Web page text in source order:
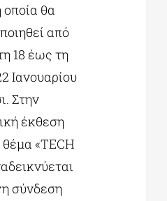
θα
από
18 έως τη
Ιανουαρίου
Στην
έκθεση
«TECH
σύνδεση